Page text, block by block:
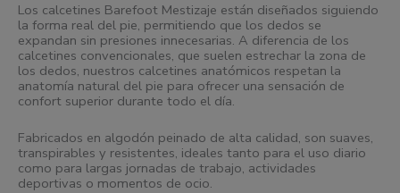
Los calcetines Barefoot Mestizaje están diseñados siguiendo
la forma real del pie, permitiendo que los dedos se
expandan sin presiones innecesarias. A diferencia de los
calcetines convencionales, que suelen estrechar la zona de
los dedos, nuestros calcetines anatómicos respetan la
anatomía natural del pie para ofrecer una sensación de
confort superior durante todo el día.
Fabricados en algodón peinado de alta calidad, son suaves,
transpirables y resistentes, ideales tanto para el uso diario
como para largas jornadas de trabajo, actividades
deportivas o momentos de ocio.